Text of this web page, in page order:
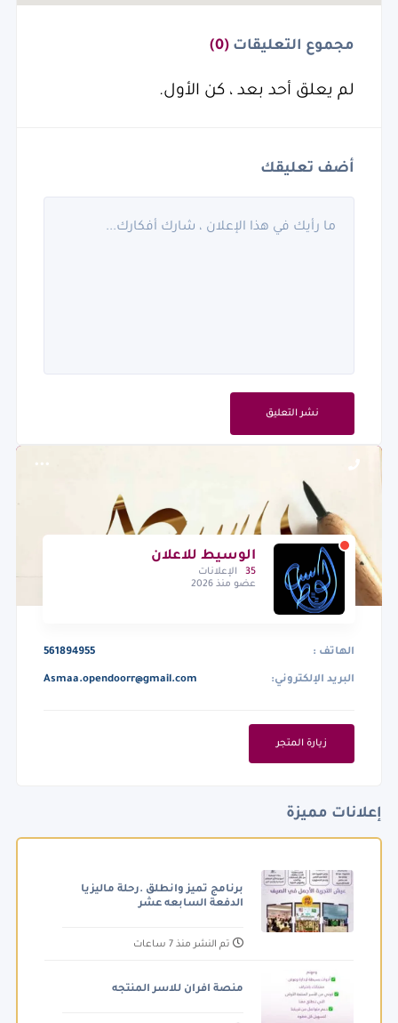
مجموع التعليقات (0)
لم يعلق أحد بعد ، كن الأول.
أضف تعليقك
نشر التعليق
الوسيط للاعلان
35
الإعلانات
عضو منذ 2026
الهاتف : 561894955
البريد الإلكتروني: Asmaa.opendoorr@gmail.com
زيارة المتجر
إعلانات مميزة
برنامج تميز وانطلق .رحلة ماليزيا
الدفعة السابعه عشر
تم النشر منذ 7 ساعات
منصة افران للاسر المنتجه